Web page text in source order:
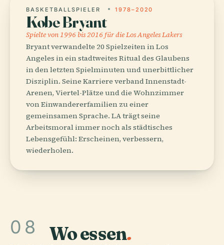
BASKETBALLSPIELER 1978–2020
Kobe Bryant
Spielte von 1996 bis 2016 für die Los Angeles Lakers
Bryant verwandelte 20 Spielzeiten in Los
Angeles in ein stadtweites Ritual des Glaubens
in den letzten Spielminuten und unerbittlicher
Disziplin. Seine Karriere verband Innenstadt-
Arenen, Viertel-Plätze und die Wohnzimmer
von Einwandererfamilien zu einer
gemeinsamen Sprache. LA trägt seine
Arbeitsmoral immer noch als städtisches
Lebensgefühl: Erscheinen, verbessern,
wiederholen.
08 Wo essen.